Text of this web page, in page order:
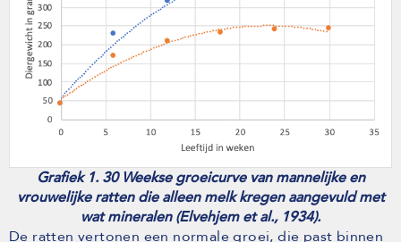
Grafiek 1. 30 Weekse groeicurve van mannelijke en
vrouwelijke ratten die alleen melk kregen aangevuld met
wat mineralen (Elvehjem et al., 1934).
De ratten vertonen een normale groei, die past binnen